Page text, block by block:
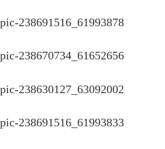
238691516_61993878
238670734_61652656
238630127_63092002
238691516_61993833